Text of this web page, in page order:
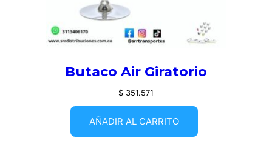
Butaco Air Giratorio
$ 351.571
AÑADIR AL CARRITO